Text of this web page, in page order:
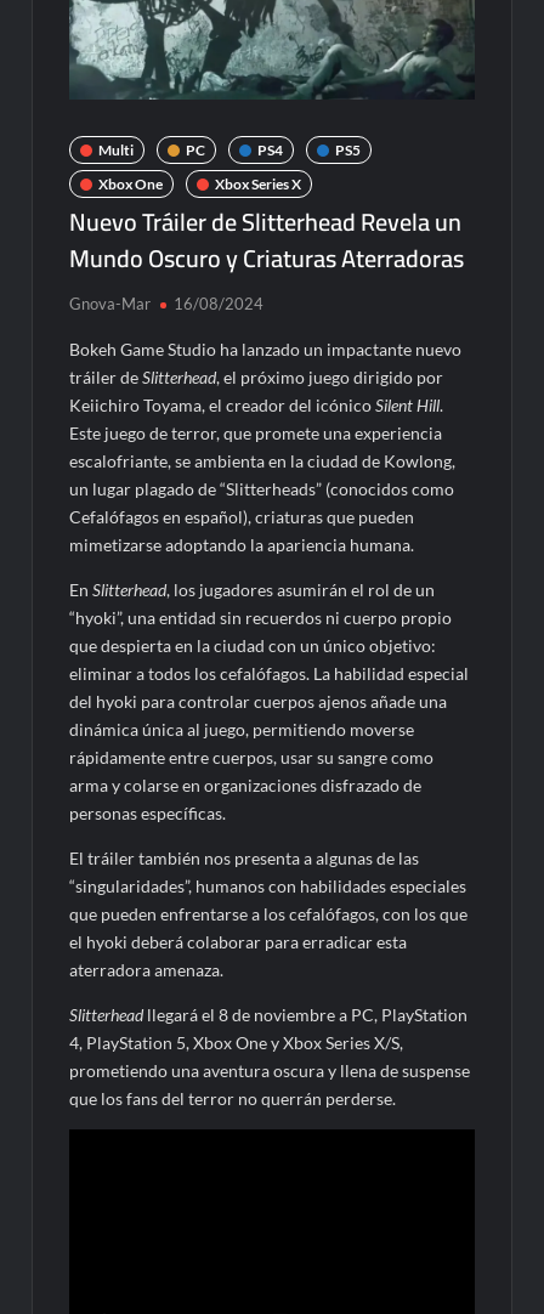
Multi PC PS4
PS5
Xbox One
Xbox Series X
Nuevo Tráiler de Slitterhead Revela un
Mundo Oscuro y Criaturas Aterradoras
Gnova-Mar 16/08/2024
Bokeh Game Studio ha lanzado un impactante nuevo
tráiler deSlitterhead, el próximo juego dirigido por
Keiichiro Toyama, el creador del icónicoSilent Hill.
Este juego de terror, que promete una experiencia
escalofriante, se ambienta en la ciudad de Kowlong,
un lugar plagado de “Slitterheads” (conocidos como
Cefalófagos en español), criaturas que pueden
mimetizarse adoptando la apariencia humana.
EnSlitterhead, los jugadores asumirán el rol de un
“hyoki”, una entidad sin recuerdos ni cuerpo propio
que despierta en la ciudad con un único objetivo:
eliminar a todos los cefalófagos. La habilidad especial
del hyoki para controlar cuerpos ajenos añade una
dinámica única al juego, permitiendo moverse
rápidamente entre cuerpos, usar su sangre como
arma y colarse en organizaciones disfrazado de
personas específicas.
El tráiler también nos presenta a algunas de las
“singularidades”, humanos con habilidades especiales
que pueden enfrentarse a los cefalófagos, con los que
el hyoki deberá colaborar para erradicar esta
aterradora amenaza.
Slitterheadllegará el 8 de noviembre a PC, PlayStation
4, PlayStation 5, Xbox One y Xbox Series X/S,
prometiendo una aventura oscura y llena de suspense
que los fans del terror no querrán perderse.